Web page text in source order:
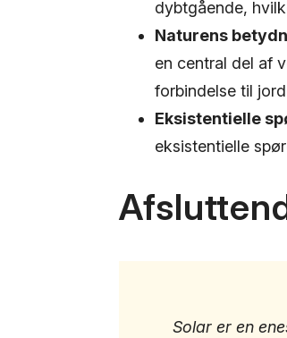
dybtgående,
Naturens
en central del af
forbindelse til
Eksistentielle
eksistentielle
Solar er en